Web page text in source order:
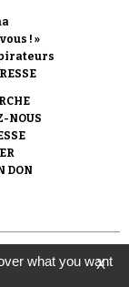
! »
NOUS
DON
de
1901) avec
X
what you want